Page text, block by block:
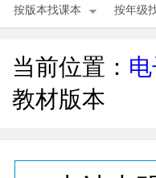
按版本找课本 按年级
当前位置：
教材版本